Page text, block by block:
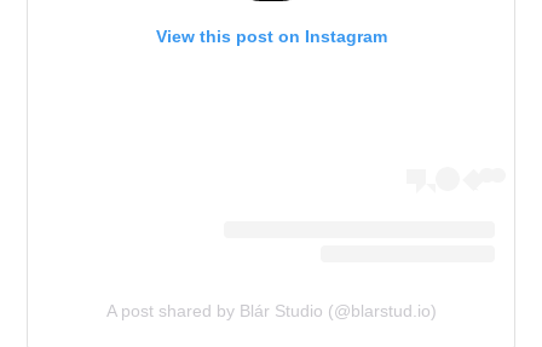
View this post on Instagram
A post shared by Blár Studio (@blarstud.io)